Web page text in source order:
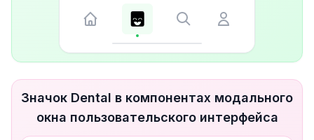
Значок Dental в компонентах модального
окна пользовательского интерфейса